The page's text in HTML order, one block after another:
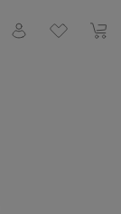
Du hast 0